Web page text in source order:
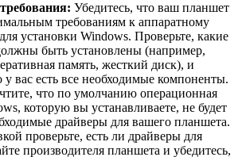
Убедитесь, что ваш планшет
требованиям к аппаратному
установки Windows. Проверьте, какие
быть установлены (например,
память, жесткий диск), и
у вас есть все необходимые компоненты.
что по умолчанию операционная
которую вы устанавливаете, не будет
драйверы для вашего планшета.
проверьте, есть ли драйверы для
производителя планшета и убедитесь,